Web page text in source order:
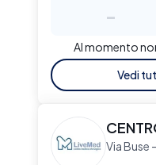
-
Al momento
Vedi
Via Buse